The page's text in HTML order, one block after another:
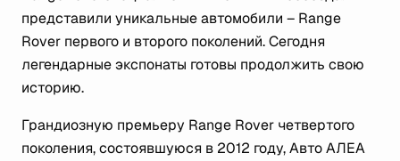
представили уникальные автомобили – Range
Rover первого и второго поколений. Сегодня
легендарные экспонаты готовы продолжить свою
историю.
Грандиозную премьеру Range Rover четвертого
поколения, состоявшуюся в 2012 году, Авто АЛЕА